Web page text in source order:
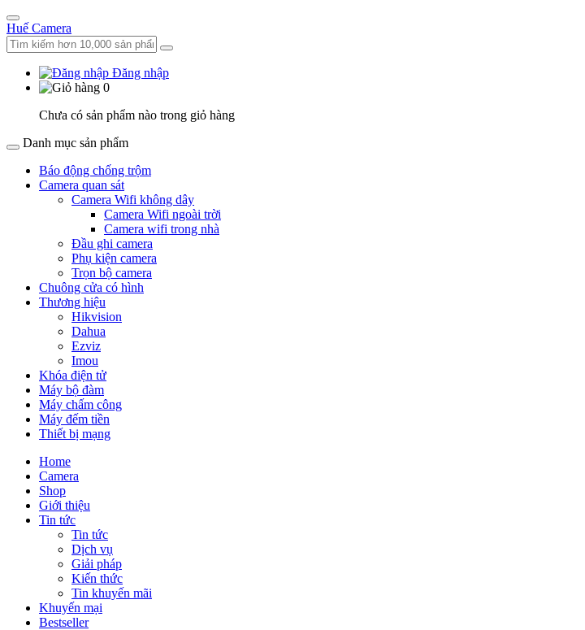
Huế Camera
Đăng nhập
0
Chưa có sản phẩm nào trong giỏ hàng
Danh mục sản phẩm
Báo động chống trộm
Camera quan sát
Camera Wifi không dây
Camera Wifi ngoài trời
Camera wifi trong nhà
Đầu ghi camera
Phụ kiện camera
Trọn bộ camera
Chuông cửa có hình
Thương hiệu
Hikvision
Dahua
Ezviz
Imou
Khóa điện tử
Máy bộ đàm
Máy chấm công
Máy đếm tiền
Thiết bị mạng
Home
Camera
Shop
Giới thiệu
Tin tức
Tin tức
Dịch vụ
Giải pháp
Kiến thức
Tin khuyến mãi
Khuyến mại
Bestseller